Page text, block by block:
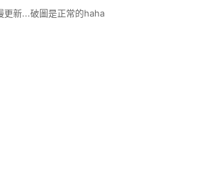
更新...破圖是正常的haha